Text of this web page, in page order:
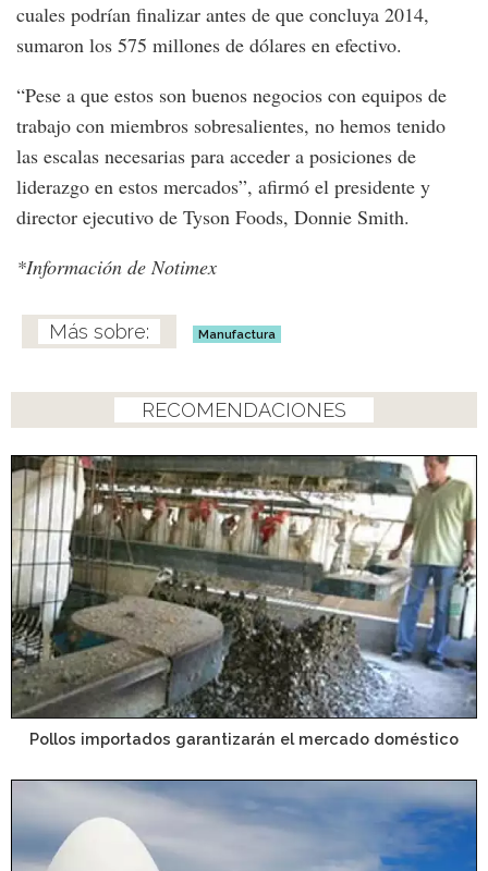
cuales podrían finalizar antes de que concluya 2014,
sumaron los 575 millones de dólares en efectivo.
“Pese a que estos son buenos negocios con equipos de
trabajo con miembros sobresalientes, no hemos tenido
las escalas necesarias para acceder a posiciones de
liderazgo en estos mercados”, afirmó el presidente y
director ejecutivo de Tyson Foods, Donnie Smith.
*Información de Notimex
Manufactura
RECOMENDACIONES
Pollos importados garantizarán el mercado doméstico